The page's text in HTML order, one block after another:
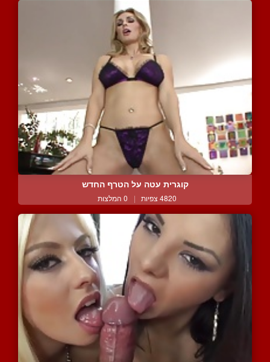
קוגרית עטה על הטרף החדש
4820 צפיות | 0 המלצות